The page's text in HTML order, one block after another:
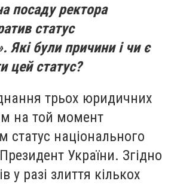
посаду ректора
статус
Які були причини і чи є
цей статус?
трьох юридичних
на той момент
статус національного
України. Згідно
у разі злиття кількох